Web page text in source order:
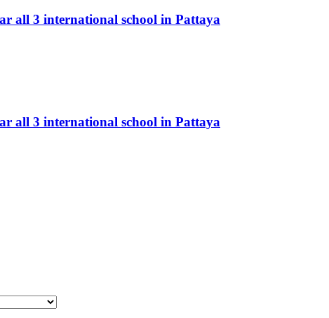
all 3 international school in Pattaya
all 3 international school in Pattaya